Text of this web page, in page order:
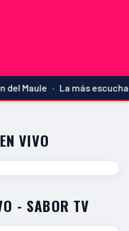
Maule · La más escuchada
VIVO
- SABOR TV